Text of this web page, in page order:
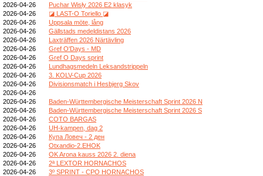
2026-04-26
Puchar Wisły 2026 E2 klasyk
2026-04-26
◪ LAST-O Toriello ◪
2026-04-26
Uppsala möte, lång
2026-04-26
Gällstads medeldistans 2026
2026-04-26
Laxträffen 2026 Närtävling
2026-04-26
Gref O'Days - MD
2026-04-26
Gref O Days sprint
2026-04-26
Lundhagsmedeln Leksandstrippeln
2026-04-26
3. KOLV-Cup 2026
2026-04-26
Divisionsmatch i Hesbjerg Skov
2026-04-26
2026-04-26
Baden-Württembergische Meisterschaft Sprint 2026 N
2026-04-26
Baden-Württembergische Meisterschaft Sprint 2026 S
2026-04-26
COTO BARGAS
2026-04-26
UH-kampen, dag 2
2026-04-26
Купа Ловеч - 2 ден
2026-04-26
Otxandio-2.EHOK
2026-04-26
OK Arona kauss 2026 2. diena
2026-04-26
2ª LEXTOR HORNACHOS
2026-04-26
3º SPRINT - CPO HORNACHOS